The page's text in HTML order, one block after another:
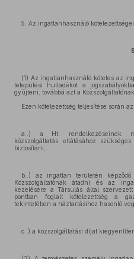
5. Az ingatlanhasználó kötelezettségei
(1) Az ingatlanhasználó köteles az
települési hulladékot a
gyűjteni, továbbá azt a
Ezen kötelezettség teljesítése során
a..) a Ht. rendelkezéseinek
közszolgáltatás ellátásához
biztosítani,
b..) az ingatlan területén
Közszolgáltatónak átadni és az
kezelésére a Társulás által
pontban foglalt kötelezettség a
tekintetében a háztartásihoz hasonló
c..) a közszolgáltatási díjat